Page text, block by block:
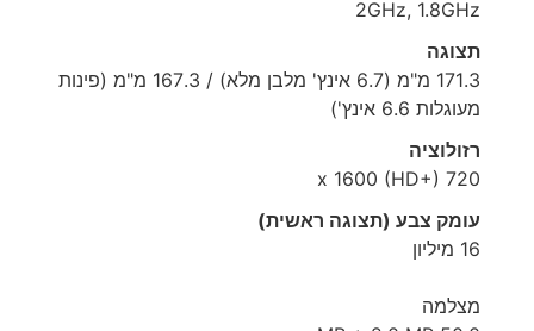
2GHz, 1.8GHz
תצוגה
171.3 מ"מ (6.7 אינץ' מלבן מלא) / 167.3 מ"מ (פינות
מעוגלות 6.6 אינץ')
רזולוציה
720 x 1600 (HD+)
עומק צבע (תצוגה ראשית)
16 מיליון
מצלמה